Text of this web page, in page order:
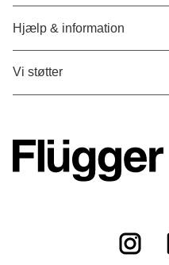
Hjælp & information
Vi støtter